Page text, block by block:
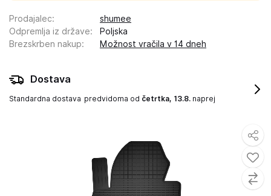
Prodajalec:
shumee
Odpremlja iz države:
Poljska
Brezskrben nakup: Možnost vračila v 14 dneh
Dostava
Standardna dostava predvidoma od četrtka, 13.8. naprej